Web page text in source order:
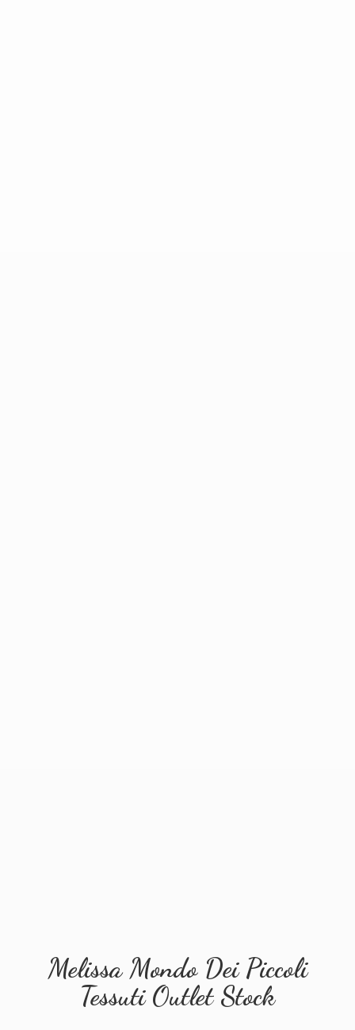
Melissa Mondo Dei Piccoli
Tessuti Outlet Stock